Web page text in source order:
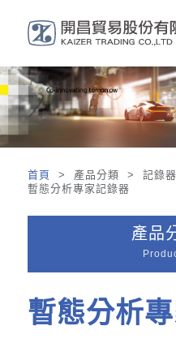
首頁
> 產品分類 > 記錄
暫態分析專家記錄器
產品
暫態分析